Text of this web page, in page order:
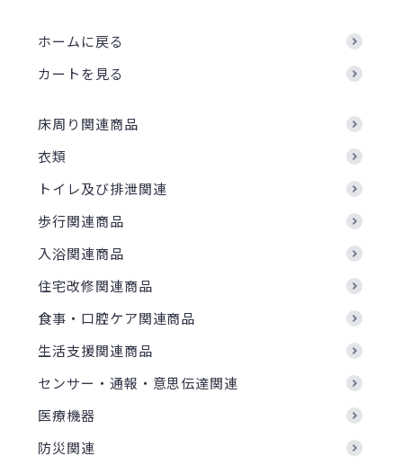
ホームに戻る
カートを見る
床周り関連商品
衣類
トイレ及び排泄関連
歩行関連商品
入浴関連商品
住宅改修関連商品
食事・口腔ケア関連商品
生活支援関連商品
センサー・通報・意思伝達関連
医療機器
防災関連